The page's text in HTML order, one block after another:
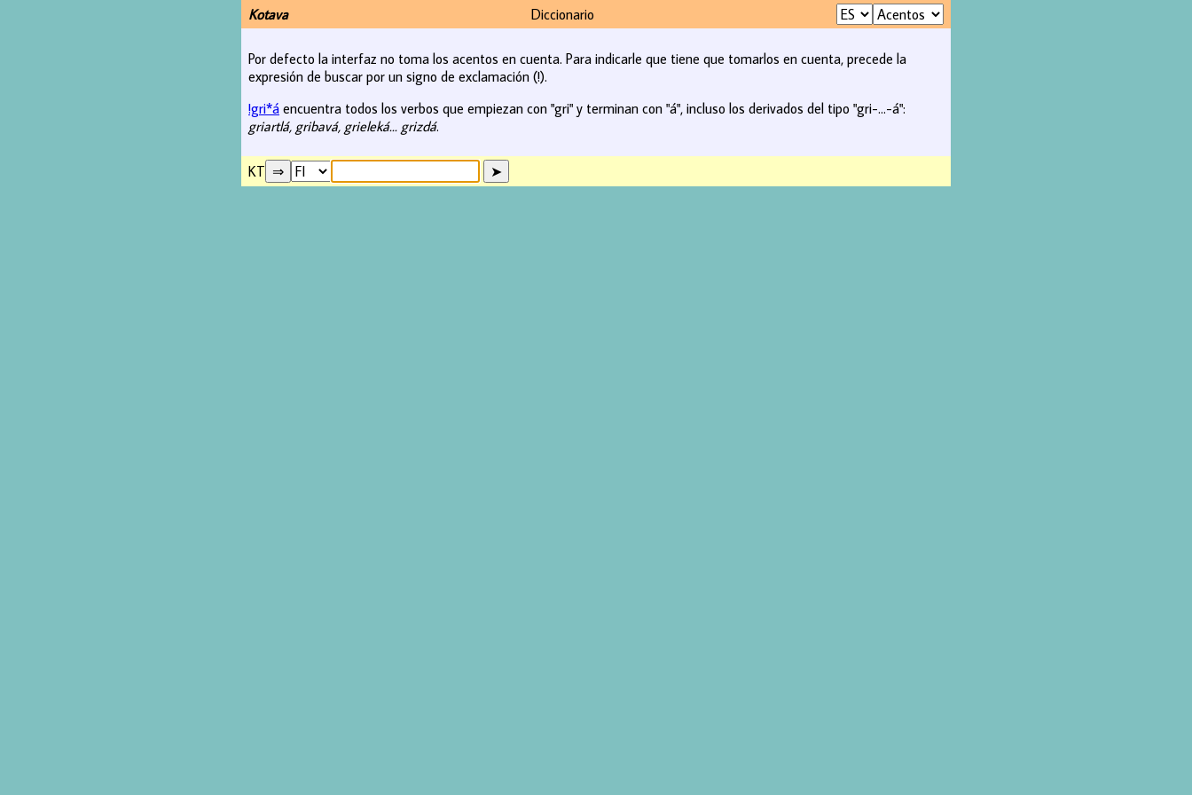
Kotava Diccionario
Por defecto la interfaz no toma los acentos en cuenta. Para indicarle que tiene que tomarlos en cuenta, precede la
expresión de buscar por un signo de exclamación (!).
!gri*á encuentra todos los verbos que empiezan con "gri" y terminan con "á", incluso los derivados del tipo "gri-...-á":
griartlá, gribavá, grieleká... grizdá.
KT